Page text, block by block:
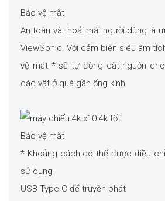
Bảo vệ mắt
An toàn và thoải mái người dùng là
ViewSonic. Với cảm biến siêu âm
vệ mắt * sẽ tự động cắt nguồn
các vật ở quá gần ống kính.
Bảo vệ mắt
* Khoảng cách có thể được điều
sử dụng
USB Type-C để truyền phát